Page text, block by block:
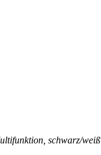
schwarz/weiß